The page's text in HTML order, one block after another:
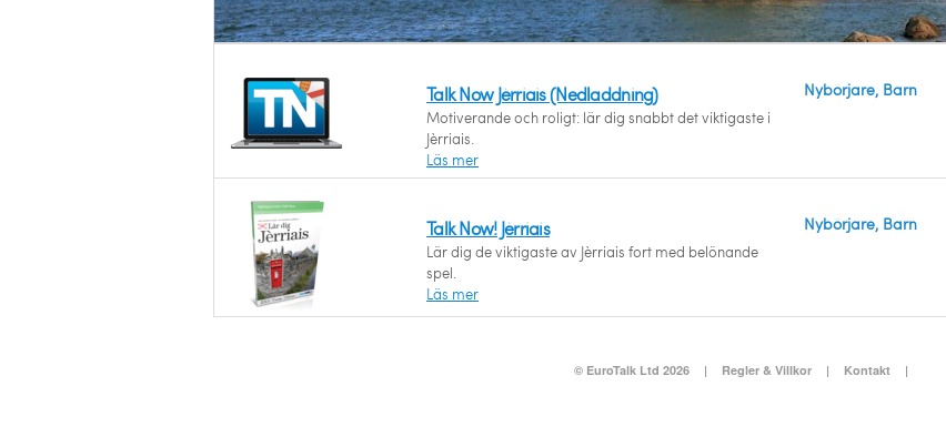
Talk Now Jèrriais (Nedladdning)
Motiverande och roligt: lär dig snabbt det viktigaste i
Jèrriais.
Läs mer
Nybörjare, Barn
Talk Now! Jèrriais
Lär dig de viktigaste av Jèrriais fort med belönande
spel.
Läs mer
Nybörjare, Barn
© EuroTalk Ltd 2026 | Regler & Villkor | Kontakt |